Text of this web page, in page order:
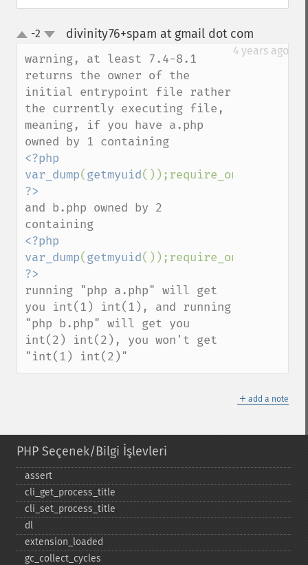
up
down
-2 divinity76+spam at gmail dot com
4 years ago
warning, at least 7.4-8.1
returns the owner of the
initial entrypoint file rather
the currently executing file,
meaning, if you have a.php
<?php
var_dump(getmyuid());require_once(
and b.php owned by 2
<?php
var_dump(getmyuid());require_once(
running "php a.php" will get
you int(1) int(1), and running
"php b.php" will get you
int(2) int(2), you won't get
"int(1) int(2)"
＋ add a note
PHP Seçenek/Bilgi İşlevleri
assert
cli_​get_​process_​title
cli_​set_​process_​title
dl
extension_​loaded
gc_​collect_​cycles